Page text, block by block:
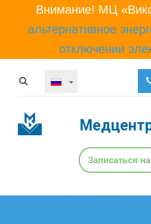
Внимание! МЦ
альтернативное
отключении
Записаться